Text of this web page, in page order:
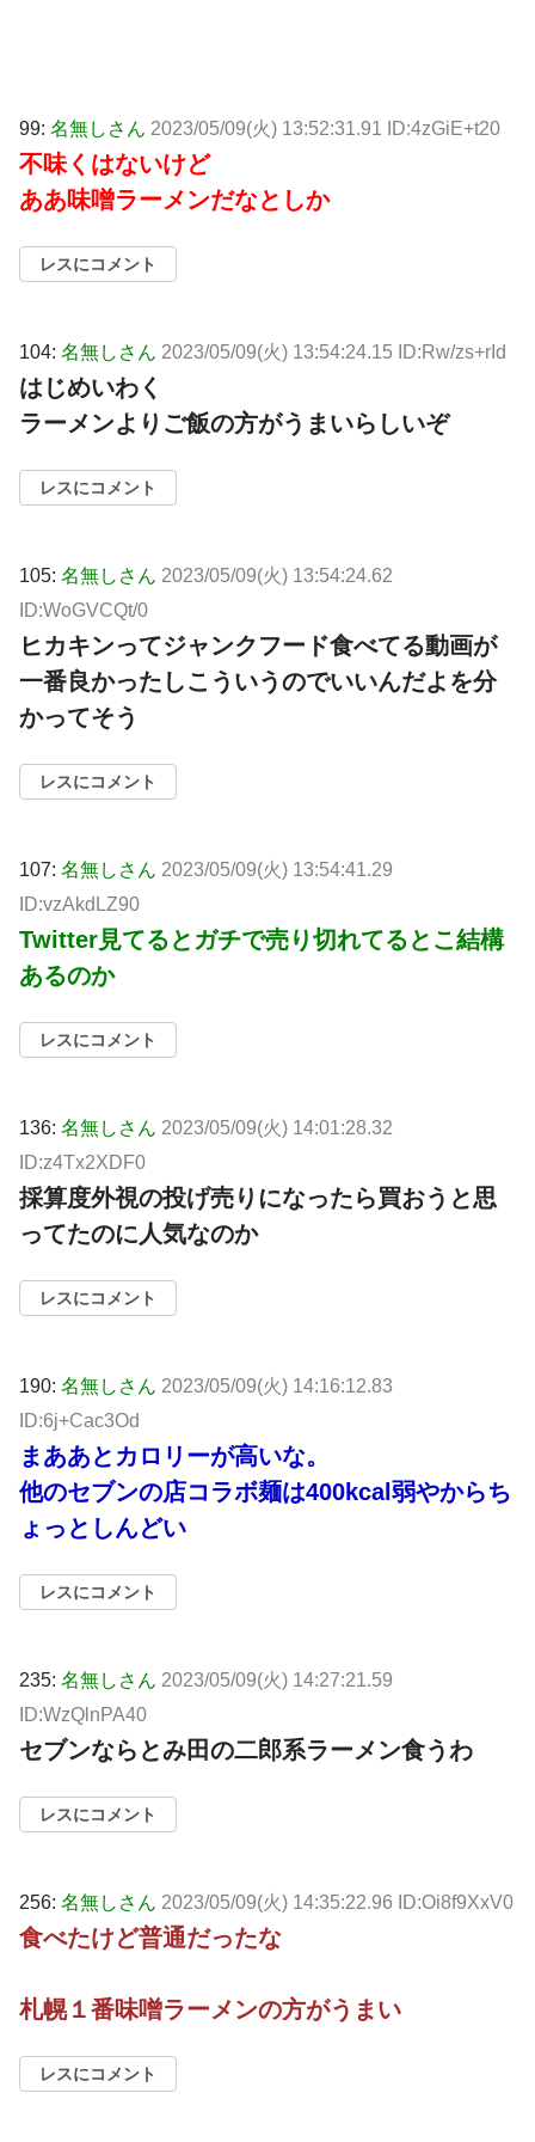
99: 名無しさん 2023/05/09(火) 13:52:31.91 ID:4zGiE+t20
不味くはないけど
ああ味噌ラーメンだなとしか
レスにコメント
104: 名無しさん 2023/05/09(火) 13:54:24.15 ID:Rw/zs+rId
はじめいわく
ラーメンよりご飯の方がうまいらしいぞ
レスにコメント
105: 名無しさん 2023/05/09(火) 13:54:24.62
ID:WoGVCQt/0
ヒカキンってジャンクフード食べてる動画が
一番良かったしこういうのでいいんだよを分
かってそう
レスにコメント
107: 名無しさん 2023/05/09(火) 13:54:41.29
ID:vzAkdLZ90
Twitter見てるとガチで売り切れてるとこ結構
あるのか
レスにコメント
136: 名無しさん 2023/05/09(火) 14:01:28.32
ID:z4Tx2XDF0
採算度外視の投げ売りになったら買おうと思
ってたのに人気なのか
レスにコメント
190: 名無しさん 2023/05/09(火) 14:16:12.83
ID:6j+Cac3Od
まああとカロリーが高いな。
他のセブンの店コラボ麺は400kcal弱やからち
ょっとしんどい
レスにコメント
235: 名無しさん 2023/05/09(火) 14:27:21.59
ID:WzQlnPA40
セブンならとみ田の二郎系ラーメン食うわ
レスにコメント
256: 名無しさん 2023/05/09(火) 14:35:22.96 ID:Oi8f9XxV0
食べたけど普通だったな
札幌１番味噌ラーメンの方がうまい
レスにコメント